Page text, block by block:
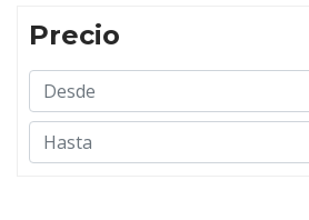
Precio